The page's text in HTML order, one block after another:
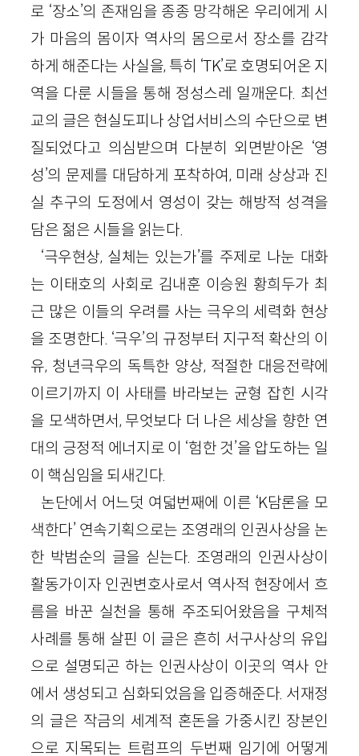
로 ‘장소’의 존재임을 종종 망각해온 우리에게 시
가 마음의 몸이자 역사의 몸으로서 장소를 감각
하게 해준다는 사실을, 특히 ‘TK’로 호명되어온 지
역을 다룬 시들을 통해 정성스레 일깨운다. 최선
교의 글은 현실도피나 상업서비스의 수단으로 변
질되었다고 의심받으며 다분히 외면받아온 ‘영
성’의 문제를 대담하게 포착하여, 미래 상상과 진
실 추구의 도정에서 영성이 갖는 해방적 성격을
담은 젊은 시들을 읽는다.
‘극우현상, 실체는 있는가’를 주제로 나눈 대화
는 이태호의 사회로 김내훈 이승원 황희두가 최
근 많은 이들의 우려를 사는 극우의 세력화 현상
을 조명한다. ‘극우’의 규정부터 지구적 확산의 이
유, 청년극우의 독특한 양상, 적절한 대응전략에
이르기까지 이 사태를 바라보는 균형 잡힌 시각
을 모색하면서, 무엇보다 더 나은 세상을 향한 연
대의 긍정적 에너지로 이 ‘험한 것’을 압도하는 일
이 핵심임을 되새긴다.
논단에서 어느덧 여덟번째에 이른 ‘K담론을 모
색한다’ 연속기획으로는 조영래의 인권사상을 논
한 박범순의 글을 싣는다. 조영래의 인권사상이
활동가이자 인권변호사로서 역사적 현장에서 흐
름을 바꾼 실천을 통해 주조되어왔음을 구체적
사례를 통해 살핀 이 글은 흔히 서구사상의 유입
으로 설명되곤 하는 인권사상이 이곳의 역사 안
에서 생성되고 심화되었음을 입증해준다. 서재정
의 글은 작금의 세계적 혼돈을 가중시킨 장본인
으로 지목되는 트럼프의 두번째 임기에 어떻게